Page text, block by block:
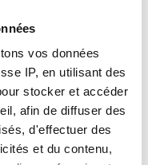
vos données
IP, en utilisant des
stocker et accéder
afin de diffuser des
d'effectuer des
et du contenu,